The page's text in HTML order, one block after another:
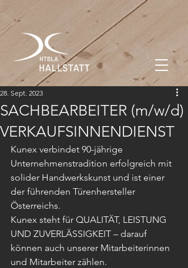
SACHBEARBEITER (m/w/d)
VERKAUFSINNENDIENST
28. Sept. 2023
Kunex verbindet 90-jährige
Unternehmenstradition erfolgreich mit
solider Handwerkskunst und ist einer
der führenden Türenhersteller
Österreichs.
Kunex steht für QUALITÄT, LEISTUNG
UND ZUVERLÄSSIGKEIT – darauf
können auch unserer Mitarbeiterinnen
und Mitarbeiter zählen.